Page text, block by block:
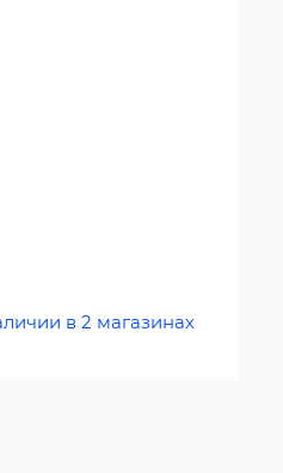
в 2 магазинах